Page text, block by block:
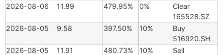
2026-08-06 11.89 479.95% 0%
Clear
165528.SZ
2026-08-05
9.58 397.50% 10%
Buy
516920.SH
2026-08-05
11.91 480.73% 10%
Sell